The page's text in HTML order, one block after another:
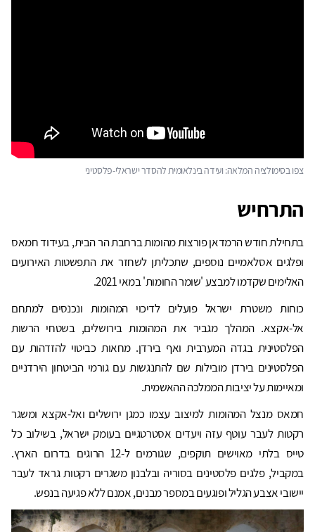
צפו בסימולציה המלאה: ועידה בינלאומית להסדר ישראלי-פלסטיני
התרחיש
בתחילת חודש הרמדאן פורצות מהומות ברחבת הר הבית, בעידוד חמאס
ופלגים אסלאמיים נוספים, שתכליתן לשחזר את התפשטות האירועים
האלימים שקדמו למבצע 'שומר החומות' במאי 2021.
כוחות משטרת ישראל פועלים לדיכוי המהומות ונכנסים למתחם
אל-אקצא. המהלך מגביר את המהומות בירושלים, בשטחי הרשות
הפלסטינית בגדה המערבית ואף בירדן. מחאות כביטוי להזדהות עם
הפלסטינים בירדן מובילות שם להתנגשות עם גורמי הביטחון הירדניים
ומאיימות על יציבות הממלכה ההאשמית.
חמאס מנצל המהומות למיצוב עצמו כמגן ירושלים ואל-אקצא ומשגר
רקטות לעבר עוטף עזה ויעדים אסטרטגיים בעומק ישראל, בשילוב כל
טייס בלתי מאוישים תוקפים, שגורמים ל-12 הרוגים בדרום הארץ.
במקביל, פלגים פלסטינים בסוריה ובלבנון משגרים רקטות גראד לעבר
יישובי אצבע הגליל ופוגעים במספר מבנים, אמנם ללא פגיעה בנפש.